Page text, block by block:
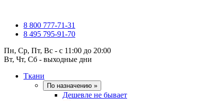
8 800 777-71-31
8 495 795-91-70
Пн, Ср, Пт, Вс - с 11:00 до 20:00
Вт, Чт, Сб - выходные дни
Ткани
По назначению »
Дешевле не бывает